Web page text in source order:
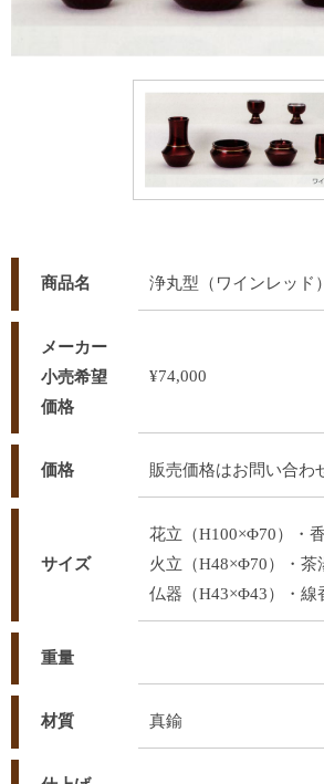
商品名 浄丸型（ワインレッド）
メーカー
小売希望
価格
¥74,000
価格 販売価格はお問い合わ
サイズ
花立（H100×Φ70）・
火立（H48×Φ70）・茶
仏器（H43×Φ43）・線
重量
材質 真鍮